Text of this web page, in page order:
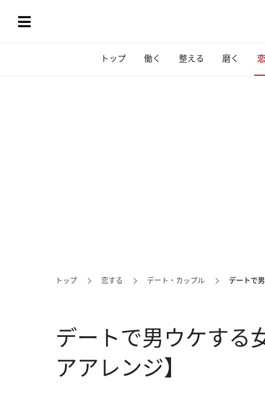
トップ 働く 整える 磨く
トップ 恋する デート・カップル デートで
デートで男ウケする
アアレンジ】